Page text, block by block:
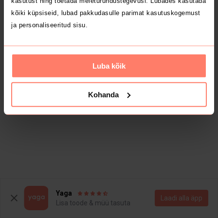
kõiki küpsiseid, lubad pakkudasulle parimat kasutuskogemust
ja personaliseeritud sisu.
Luba kõik
Kohanda
Yaga
Lisa toode & müü tasuta
Laadi alla äpp